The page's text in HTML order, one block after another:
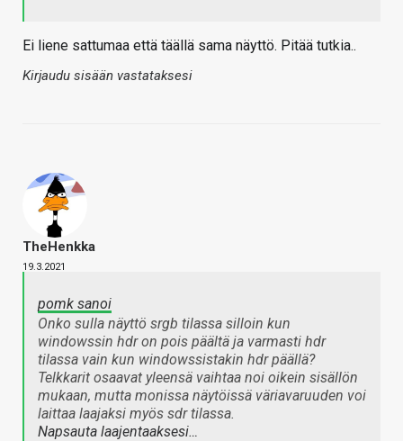
Ei liene sattumaa että täällä sama näyttö. Pitää tutkia..
Kirjaudu sisään vastataksesi
TheHenkka
19.3.2021
pomk sanoi
Onko sulla näyttö srgb tilassa silloin kun
windowssin hdr on pois päältä ja varmasti hdr
tilassa vain kun windowssistakin hdr päällä?
Telkkarit osaavat yleensä vaihtaa noi oikein sisällön
mukaan, mutta monissa näytöissä väriavaruuden voi
laittaa laajaksi myös sdr tilassa.
Napsauta laajentaaksesi…